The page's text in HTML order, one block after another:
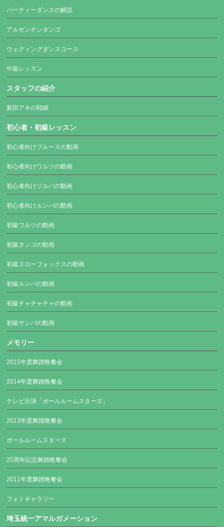
パーティーダンスの解説
アルゼンチンタンゴ
ウェディングダンスコース
中級レッスン
スタッフの紹介
新田アキの戦績
初心者・初級レッスン
初心者向けブルースの動画
初心者向けワルツの動画
初心者向けジルバの動画
初心者向けルンバの動画
初級ワルツの動画
初級タンゴの動画
初級スローフォックスの動画
初級ルンバの動画
初級チャチャチャの動画
初級サンバの動画
メモリー
2015年度舞踏晩餐会
2014年度舞踏晩餐会
テレビ出演「ボールルームスターズ」
2013年度舞踏晩餐会
ボールルームスターズ
25周年記念舞踏晩餐会
2011年度舞踏晩餐会
フォトギャラリー
埼玉統一アマルガメーション